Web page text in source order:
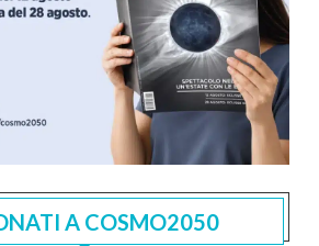
A COSMO2050